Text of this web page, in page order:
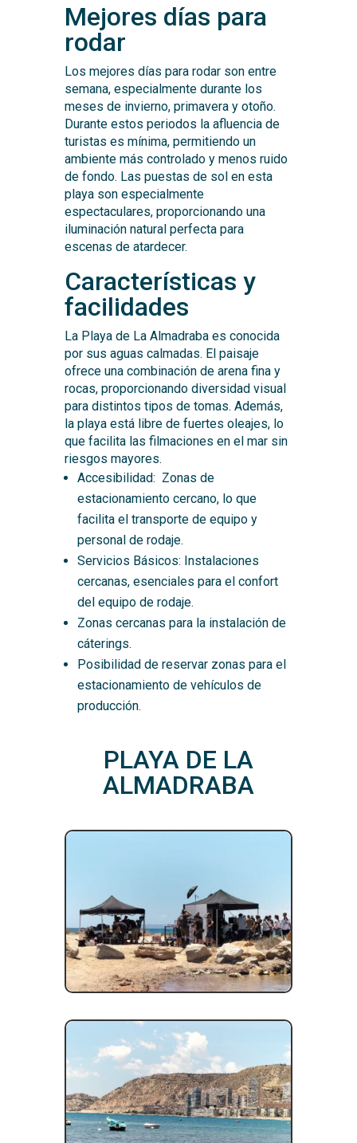
Mejores días para
rodar
Los mejores días para rodar son entre
semana, especialmente durante los
meses de invierno, primavera y otoño.
Durante estos periodos la afluencia de
turistas es mínima, permitiendo un
ambiente más controlado y menos ruido
de fondo. Las puestas de sol en esta
playa son especialmente
espectaculares, proporcionando una
iluminación natural perfecta para
escenas de atardecer.
Características y
facilidades
La Playa de La Almadraba es conocida
por sus aguas calmadas. El paisaje
ofrece una combinación de arena fina y
rocas, proporcionando diversidad visual
para distintos tipos de tomas. Además,
la playa está libre de fuertes oleajes, lo
que facilita las filmaciones en el mar sin
riesgos mayores.
Accesibilidad: Zonas de
estacionamiento cercano, lo que
facilita el transporte de equipo y
personal de rodaje.
Servicios Básicos: Instalaciones
cercanas, esenciales para el confort
del equipo de rodaje.
Zonas cercanas para la instalación de
cáterings.
Posibilidad de reservar zonas para el
estacionamiento de vehículos de
producción.
PLAYA DE LA
ALMADRABA